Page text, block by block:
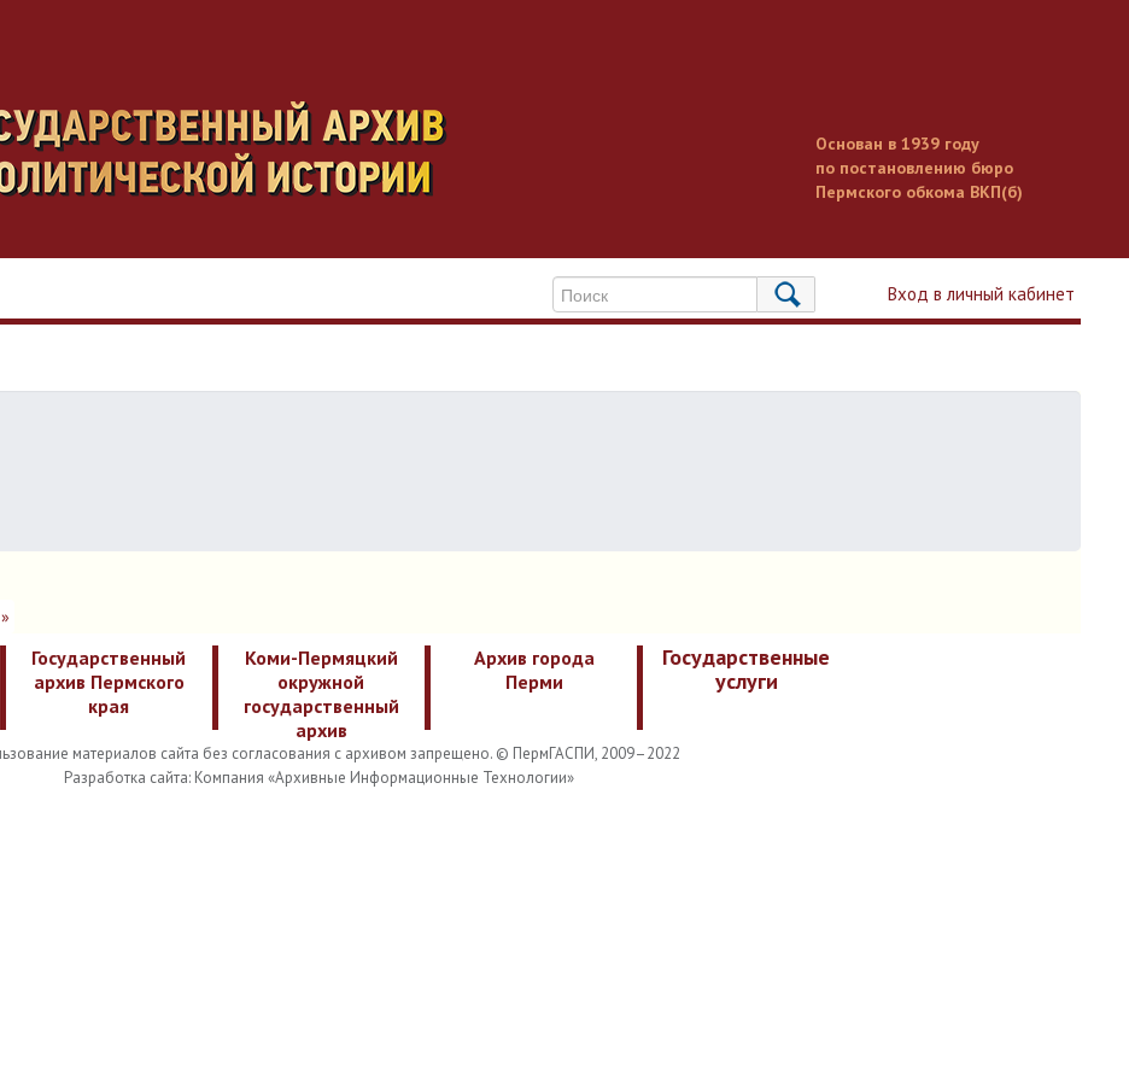
Основан в 1939 году
по постановлению бюро
Пермского обкома ВКП(б)
Вход в личный кабинет
»
Государственный
архив Пермского
края
Коми-Пермяцкий
окружной
государственный
архив
Архив города
Перми
Государственные
услуги
материалов сайта без согласования с архивом запрещено. © ПермГАСПИ, 2009–2022
Разработка сайта: Компания «Архивные Информационные Технологии»